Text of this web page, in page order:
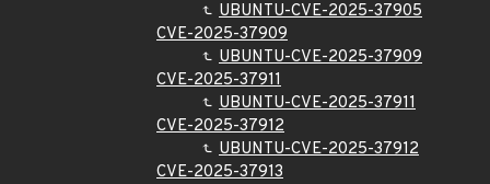
UBUNTU-CVE-2025-37905
CVE-2025-37909
UBUNTU-CVE-2025-37909
CVE-2025-37911
UBUNTU-CVE-2025-37911
CVE-2025-37912
UBUNTU-CVE-2025-37912
CVE-2025-37913